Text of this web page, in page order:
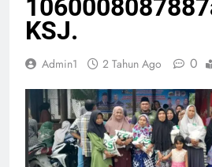
KSJ.
Admin1 2 Tahun Ago 0